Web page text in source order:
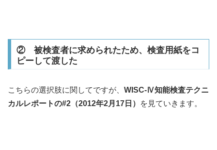
② 被検査者に求められたため、検査用紙をコ
ピーして渡した
こちらの選択肢に関してですが、 WISC-Ⅳ知能検査テクニ
カルレポートの#2（2012年2月17日）
を見ていきます。